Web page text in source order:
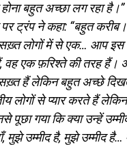
बहुत अच्छा लग रहा
ट्रंप ने कहा: “बहुत
लोगों में से एक… आप
एक फ़रिश्ते की तरह हैं।
हैं लेकिन बहुत अच्छे
लोगों से प्यार करते हैं
गया कि क्या उन्हें
मुझे उम्मीद है, मुझे उम्मीद